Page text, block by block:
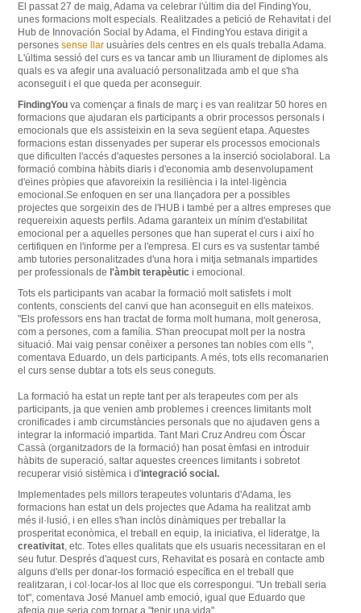
El passat 27 de maig,Adama va celebrar l'últim dia del FindingYou,
unes formacions molt especials. Realitzades a petició de Rehavitat i del
Hub de Innovación Social by Adama, el FindingYou estava dirigit a
persones sense llar usuàries dels centres en els quals treballaAdama.
L'última sessió del curs es va tancar amb un lliurament de diplomes als
quals es va afegir una avaluació personalitzada amb el que s'ha
aconseguit i el que queda per aconseguir.
FindingYou va començar a finals de març i es van realitzar 50 hores en
formacions que ajudaran els participants a obrir processos personals i
emocionals que els assisteixin en la seva següent etapa.Aquestes
formacions estan dissenyades per superar els processos emocionals
que dificulten l'accés d'aquestes persones a la inserció sociolaboral . La
formació combina hàbits diaris i d'economia amb desenvolupament
d'eines pròpies que afavoreixin la resiliència i la intel·ligència
emocional.Se enfoquen en ser una llançadora per a possibles
projectes que sorgeixin des de l'HUBi també per a altres empreses que
requereixin aquests perfils.Adama garanteix un mínim d'estabilitat
emocional per a aquelles persones que han superat el curs i així ho
certifiquen en l'informe per a l'empresa. El curs es va sustentar també
amb tutories personalitzades d'una hora i mitja setmanals impartides
per professionals de l'àmbit terapèutic i emocional .
Tots els participants van acabar la formació molt satisfets i molt
contents, conscients del canvi que han aconseguit en ells mateixos.
"Els professors ens han tractat de forma molt humana, molt generosa,
com a persones, com a família. S'han preocupat molt per la nostra
situació. Mai vaig pensar conèixer a persones tan nobles com ells ",
comentava Eduardo, un dels participants.A més, tots ells recomanarien
el curs sense dubtar a tots els seus coneguts.
La formació ha estat un repte tant per als terapeutes com per als
participants, ja que venien amb problemes i creences limitants molt
cronificades i amb circumstàncies personals que no ajudaven gens a
integrar la informació impartida. Tant Mari CruzAndreu com Óscar
Cassà (organitzadors de la formació) han posat èmfasi en introduir
hàbits de superació, saltar aquestes creences limitants i sobretot
recuperar visió sistèmica i d'integració social.
Implementades pels millors terapeutes voluntaris d'Adama, les
formacions han estat un dels projectes que Adama ha realitzat amb
més il·lusió, i en elles s'han inclòs dinàmiques per treballar la
prosperitat econòmica, el treball enequip, la iniciativa,el lideratge, la
creativitat,etc. Totes elles qualitats que els usuaris necessitaran en el
seu futur. Després d'aquest curs, Rehavitat es posarà en contacte amb
alguns d'ells per donar-los formació específica en el treball
que
realitzaran, i col·locar-los al lloc que els correspongui."Un treballseria
tot",comentava José Manuel amb emoció, igual que Eduardo que